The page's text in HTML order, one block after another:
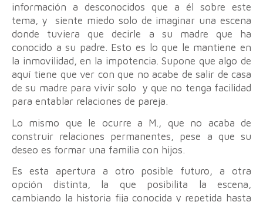
información a desconocidos que a él sobre este
tema, y siente miedo solo de imaginar una escena
donde tuviera que decirle a su madre que ha
conocido a su padre. Esto es lo que le mantiene en
la inmovilidad, en la impotencia. Supone que algo de
aquí tiene que ver con que no acabe de salir de casa
de su madre para vivir solo y que no tenga facilidad
para entablar relaciones de pareja.
Lo mismo que le ocurre a M., que no acaba de
construir relaciones permanentes, pese a que su
deseo es formar una familia con hijos.
Es esta apertura a otro posible futuro, a otra
opción distinta, la que posibilita la escena,
cambiando la historia fija conocida y repetida hasta